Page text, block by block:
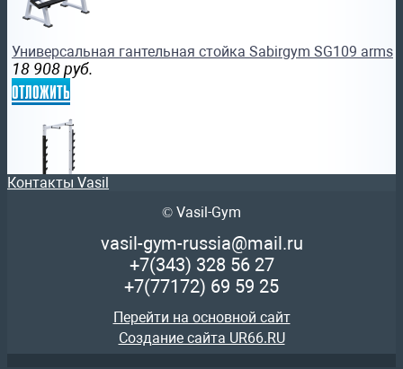
Универсальная гантельная стойка Sabirgym SG109 arms
18 908 руб.
отложить
Стеллаж для инвентаря Sabirgym SG124 кумитеспорт
Контакты Vasil
© Vasil-Gym
vasil-gym-russia@mail.ru
+7(343) 328 56 27
+7(77172) 69 59 25
Перейти на основной сайт
Создание сайта UR66.RU